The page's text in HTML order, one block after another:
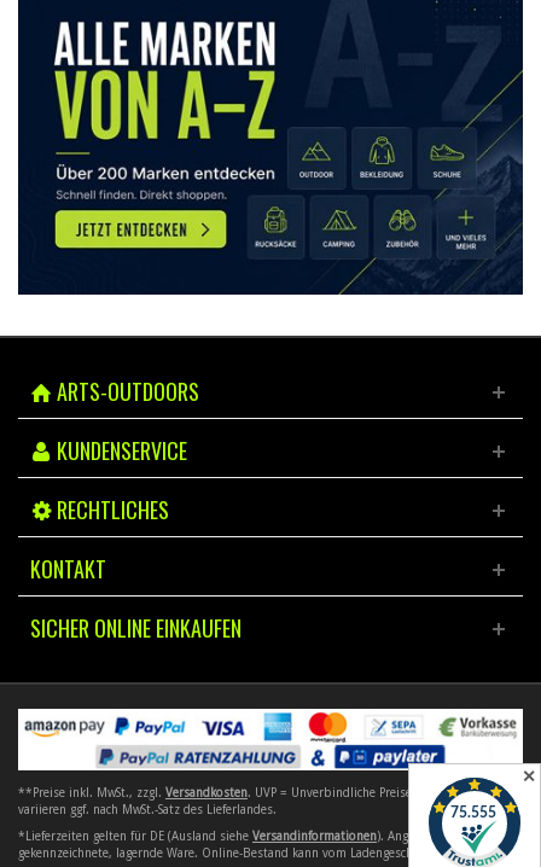
ARTS-OUTDOORS
KUNDENSERVICE
RECHTLICHES
KONTAKT
SICHER ONLINE EINKAUFEN
**Preise inkl. MwSt., zzgl. Versandkosten. UVP = Unverbindliche Preisempfehlung. Preise
variieren ggf. nach MwSt.-Satz des Lieferlandes.
*Lieferzeiten gelten für DE (Ausland siehe Versandinformationen). Angebote gelten nur für
gekennzeichnete, lagernde Ware. Online-Bestand kann vom Ladengeschäft abweichen.
✕